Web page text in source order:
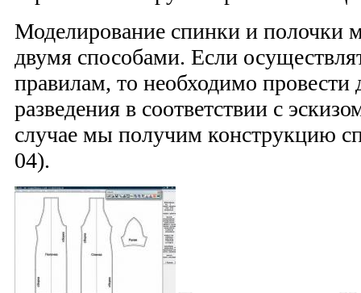
Моделирование спинки и полочки
двумя способами. Если
правилам, то необходимо провести
разведения в соответствии с
случае мы получим конструкцию
04).